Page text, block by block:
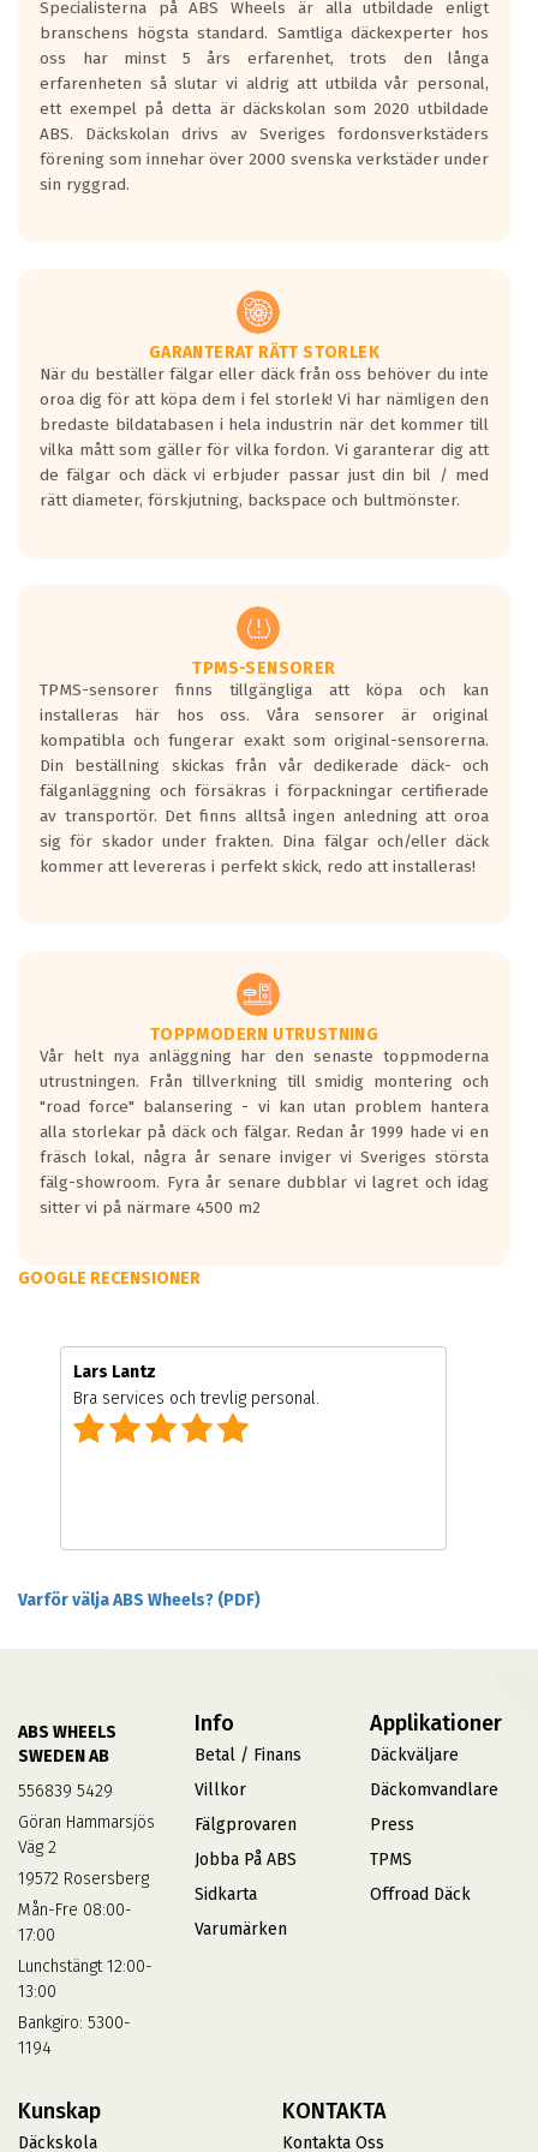
längsta.
Inga D eller G betyg delas ut för
personbilar och lätta lastbilar.
Betyget sätts efter ett test där däcken
skall bromsa in på en väg där det ligger
0.5-1.5 mm vatten.
I 80km/h kommer skillnaden på
Vid körning i över 50km/h brukar
rullmotståndets ljud överträffa
motorljudet.
På däckmärkningen kommer det finnas
en symbol av ett däck med vågar. Hög
bullernivå markeras med svarta vågor
medans de vita vågorna påvisar om det är
ett tyst däck.
regelverket som introduceras år 2016.
Ett däck med två svarta vågor är redan
godkända för år 2016 nya regelverk.
Ett däck med en svart våg kommer vara
minst tre decibel tystare än det
regelverk som börjar gälla 2016.
Specialisterna på ABS Wheels är alla utbildade enligt
branschens högsta standard. Samtliga däckexperter hos
oss har minst 5 års erfarenhet, trots den långa
erfarenheten så slutar vi aldrig att utbilda vår personal,
ett exempel på detta är däckskolan som 2020 utbildade
ABS. Däckskolan drivs av Sveriges fordonsverkstäders
förening som innehar över 2000 svenska verkstäder under
sin ryggrad.
GARANTERAT RÄTT STORLEK
När du beställer fälgar eller däck från oss behöver du inte
oroa dig för att köpa dem i fel storlek! Vi har nämligen den
bredaste bildatabasen i hela industrin när det kommer till
vilka mått som gäller för vilka fordon. Vi garanterar dig att
de fälgar och däck vi erbjuder passar just din bil / med
rätt diameter, förskjutning, backspace och bultmönster.
TPMS-SENSORER
TPMS-sensorer finns tillgängliga att köpa och kan
installeras här hos oss. Våra sensorer är original
kompatibla och fungerar exakt som original-sensorerna.
Din beställning skickas från vår dedikerade däck- och
fälganläggning och försäkras i förpackningar certifierade
av transportör. Det finns alltså ingen anledning att oroa
sig för skador under frakten. Dina fälgar och/eller däck
kommer att levereras i perfekt skick, redo att installeras!
TOPPMODERN UTRUSTNING
Vår helt nya anläggning har den senaste toppmoderna
utrustningen. Från tillverkning till smidig montering och
"road force" balansering - vi kan utan problem hantera
alla storlekar på däck och fälgar. Redan år 1999 hade vi en
fräsch lokal, några år senare inviger vi Sveriges största
fälg-showroom. Fyra år senare dubblar vi lagret och idag
sitter vi på närmare 4500 m2
GOOGLE RECENSIONER
Lars Lantz
Bra services och trevlig personal.
Varför välja ABS Wheels? (PDF)
ABS WHEELS
SWEDEN AB
556839 5429
Göran Hammarsjös
Väg 2
19572 Rosersberg
Mån-Fre 08:00-
17:00
Lunchstängt 12:00-
13:00
Bankgiro: 5300-
1194
Info
Betal / Finans
Villkor
Fälgprovaren
Jobba På ABS
Sidkarta
Varumärken
Applikationer
Däckväljare
Däckomvandlare
Press
TPMS
Offroad Däck
Kunskap
Däckskola
KONTAKTA
Kontakta Oss